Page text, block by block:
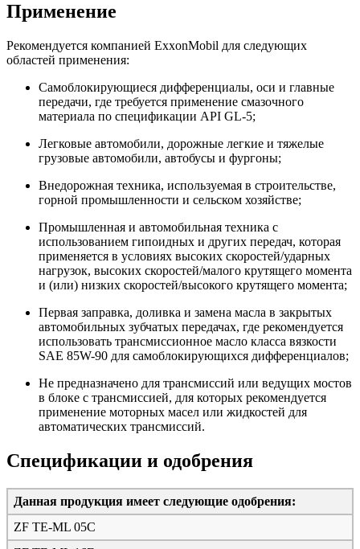
Применение
Рекомендуется компанией ExxonMobil для следующих
областей применения:
Самоблокирующиеся дифференциалы, оси и главные
передачи, где требуется применение смазочного
материала по спецификации API GL-5;
Легковые автомобили, дорожные легкие и тяжелые
грузовые автомобили, автобусы и фургоны;
Внедорожная техника, используемая в строительстве,
горной промышленности и сельском хозяйстве;
Промышленная и автомобильная техника с
использованием гипоидных и других передач, которая
применяется в условиях высоких скоростей/ударных
нагрузок, высоких скоростей/малого крутящего момента
и (или) низких скоростей/высокого крутящего момента;
Первая заправка, доливка и замена масла в закрытых
автомобильных зубчатых передачах, где рекомендуется
использовать трансмиссионное масло класса вязкости
SAE 85W-90 для самоблокирующихся дифференциалов;
Не предназначено для трансмиссий или ведущих мостов
в блоке с трансмиссией, для которых рекомендуется
применение моторных масел или жидкостей для
автоматических трансмиссий.
Спецификации и одобрения
Данная продукция имеет следующие одобрения:
ZF TE-ML 05C